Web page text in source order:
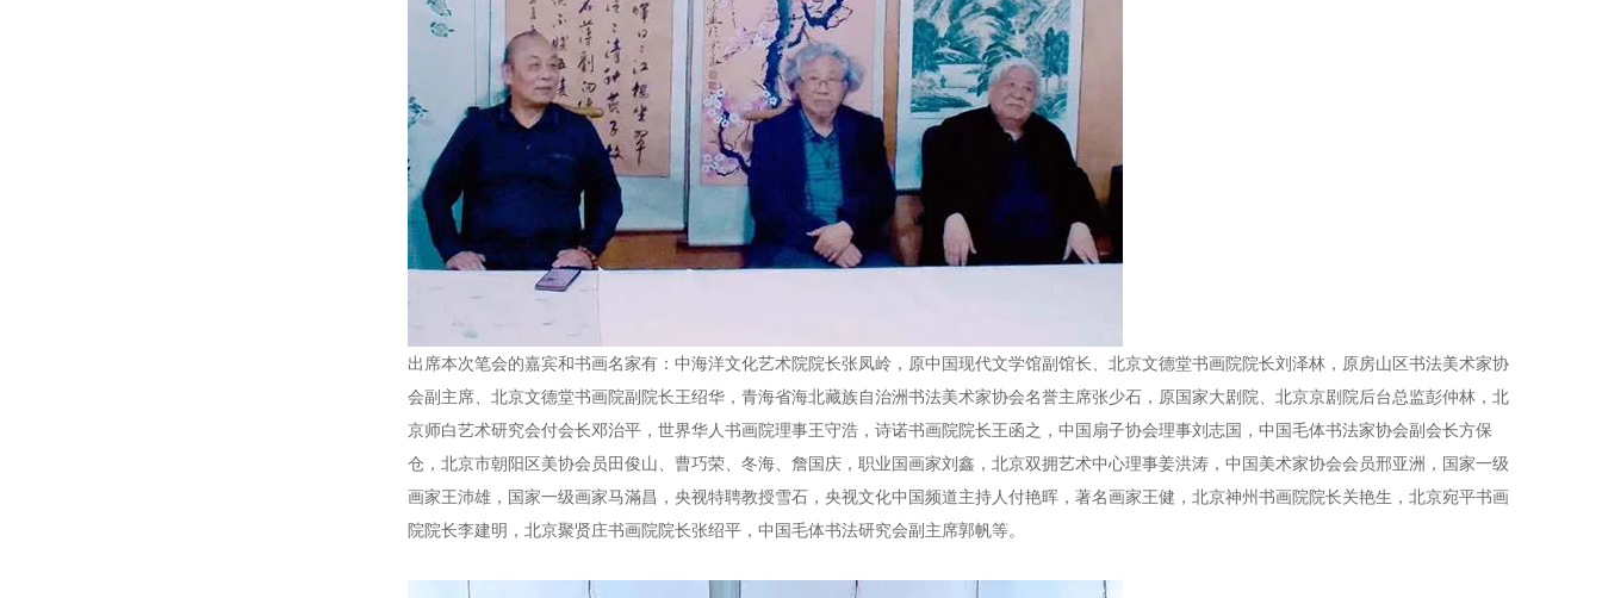
出席本次笔会的嘉宾和书画名家有：中海洋文化艺术院院长张凤岭，原中国现代文学馆副馆长、北京文德堂书画院院长刘泽林，原房山区书法美术家协
会副主席、北京文德堂书画院副院长王绍华，青海省海北藏族自治洲书法美术家协会名誉主席张少石，原国家大剧院、北京京剧院后台总监彭仲林，北
京师白艺术研究会付会长邓治平，世界华人书画院理事王守浩，诗诺书画院院长王函之，中国扇子协会理事刘志国，中国毛体书法家协会副会长方保
仓，北京市朝阳区美协会员田俊山、曹巧荣、冬海、詹国庆，职业国画家刘鑫，北京双拥艺术中心理事姜洪涛，中国美术家协会会员邢亚洲，国家一级
画家王沛雄，国家一级画家马滿昌，央视特聘教授雪石，央视文化中国频道主持人付艳晖，著名画家王健，北京神州书画院院长关艳生，北京宛平书画
院院长李建明，北京聚贤庄书画院院长张绍平，中国毛体书法研究会副主席郭帆等。